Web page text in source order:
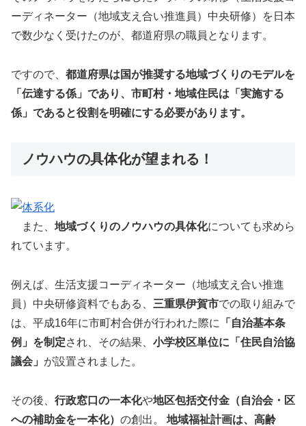
ーディネーター（地域支え合い推進員）中央研修）を日本
で数少なく受けたのが、都道府県の職員となります。
ですので、 都道府県は国が推奨する地域づくりのモデルを
「伝達する係」であり、市町村・地域住民は「実施する
係」であると役割を明確にする必要があります。
ノウハウの具体化が望まれる！
また、 地域づくりのノウハウの具体化についても求めら
れています。
例えば、生活支援コーディネーター（地域支え合い推進
員）中央研修資料でもある、 三重県伊賀市での取り組みで
は、平成16年に市町村合併が行われた際に
「自治基本条
例」を制定され、その結果、 小学校区単位に「住民自治協
議会」 が設置されました。
その後、 行政窓口の一本化や地区包括交付金（自治会・区
への補助金を一本化） の創出。 地域福祉計画は、高齢